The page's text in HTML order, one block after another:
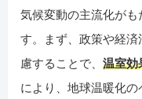
気候変動の主流化がも
す。まず、政策や経
慮することで、 温室効
により、地球温暖化